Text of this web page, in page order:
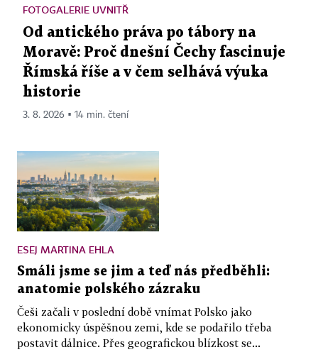
Od antického práva po tábory na
Moravě: Proč dnešní Čechy fascinuje
Římská říše a v čem selhává výuka
historie
FOTOGALERIE UVNITŘ
3. 8. 2026 ▪ 14 min. čtení
ESEJ MARTINA EHLA
Smáli jsme se jim a teď nás předběhli:
anatomie polského zázraku
Češi začali v poslední době vnímat Polsko jako
ekonomicky úspěšnou zemi, kde se podařilo třeba
postavit dálnice. Přes geografickou blízkost se...